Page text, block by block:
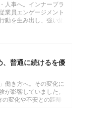
人事へ。インナーブラ
業員エンゲージメント
動を生み出し、強い組
、普通に続けるを優
働き方へ。その変化に
が影響していました。
変化や不安との距離